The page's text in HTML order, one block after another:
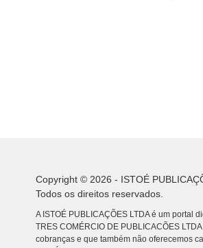
Copyright © 2026 - ISTOÉ
Todos os direitos reservados.
A ISTOÉ PUBLICAÇÕES LTDA é um portal
TRES COMÉRCIO DE PUBLICACÕES
cobranças e que também não oferecemos